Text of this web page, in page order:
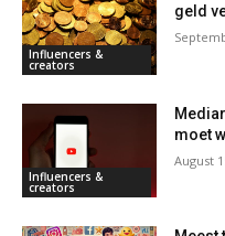
Influencers &
creators
geld
Influencers &
creators
moet
August